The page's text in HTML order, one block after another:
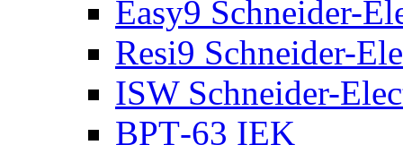
Easy9 Schneider-
Resi9 Schneider-
ISW Schneider-
ВРТ-63 IEK